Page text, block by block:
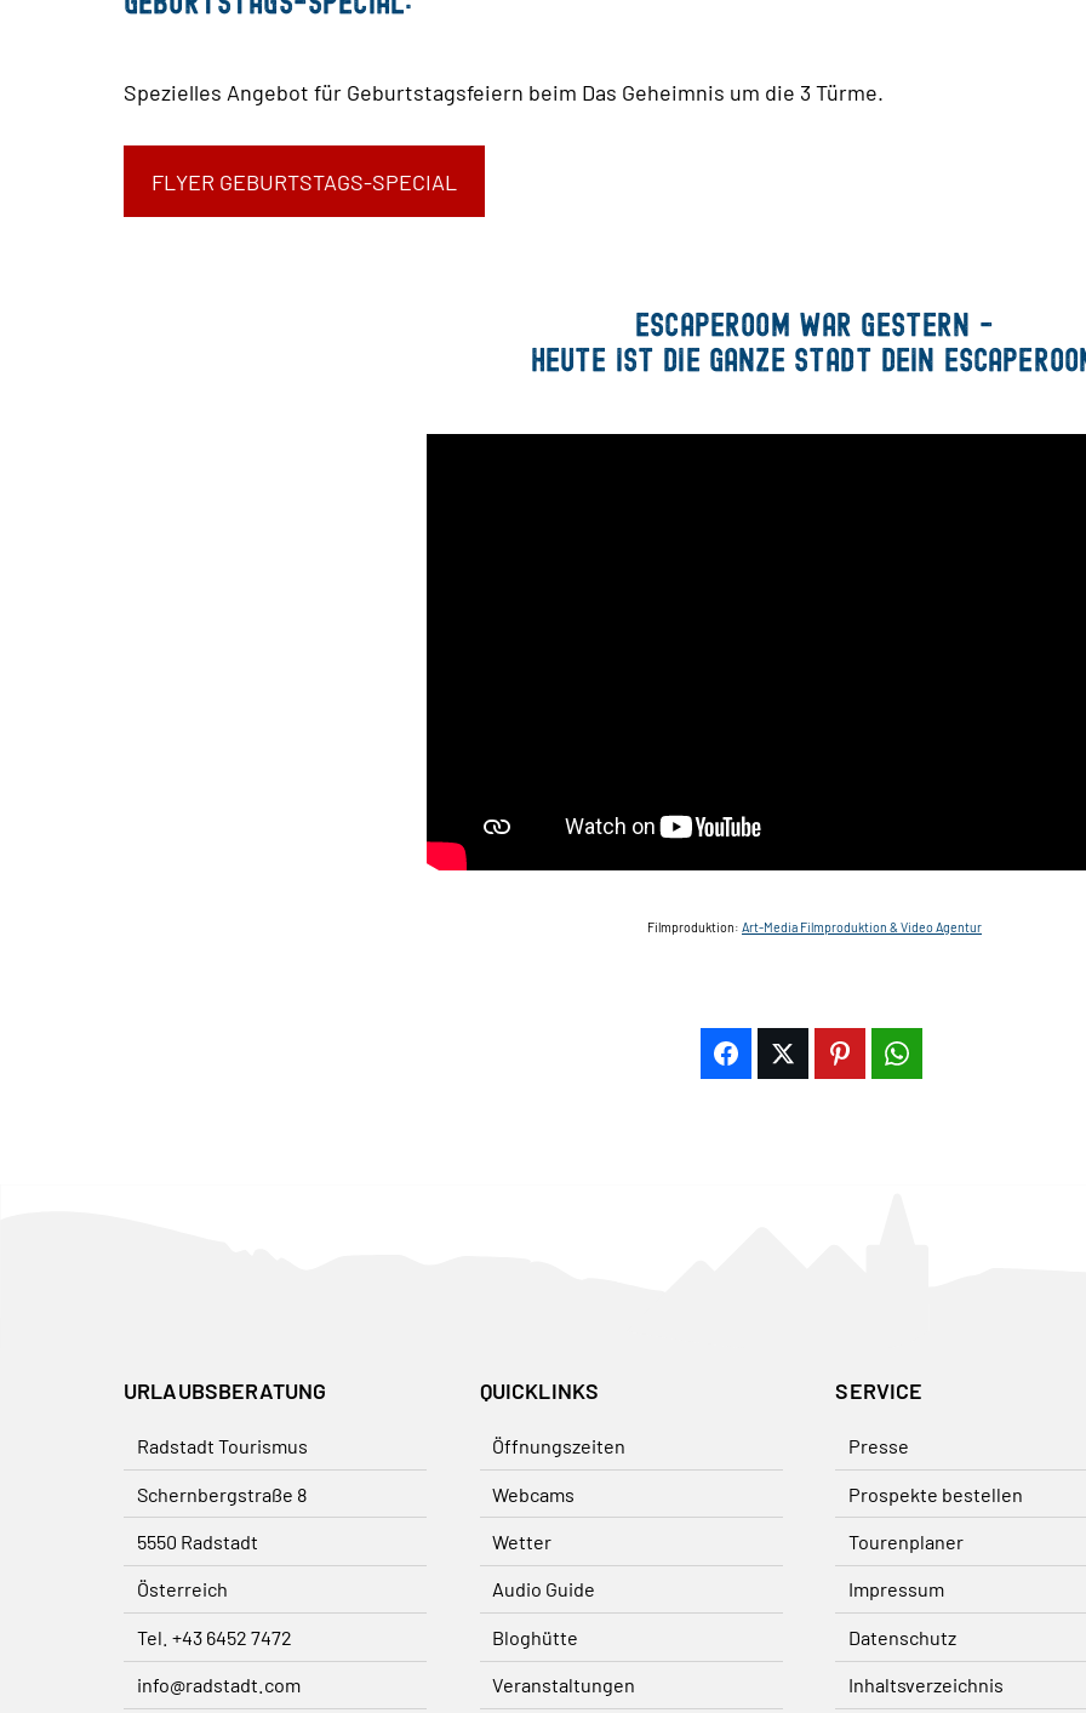
Spezielles Angebot für Geburtstagsfeiern beim Das Geheimnis um die 3 Türme.
FLYER GEBURTSTAGS-SPECIAL
Escaperoom war gestern -
heute ist die ganze Stadt dein
Filmproduktion: Art-Media Filmproduktion & Video Agentur
URLAUBSBERATUNG
Radstadt Tourismus
Schernbergstraße 8
5550 Radstadt
Österreich
Tel. +43 6452 7472
info@radstadt.com
QUICKLINKS
Öffnungszeiten
Webcams
Wetter
Audio Guide
Bloghütte
Veranstaltungen
SERVICE
Presse
Prospekte bestellen
Tourenplaner
Impressum
Datenschutz
Inhaltsverzeichnis